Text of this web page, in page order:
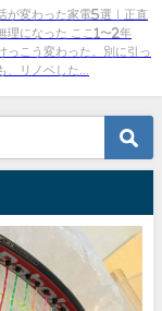
が変わった家電5選｜正直
理になった ここ1〜2年
っこう変わった。別に引っ
、リノベした...